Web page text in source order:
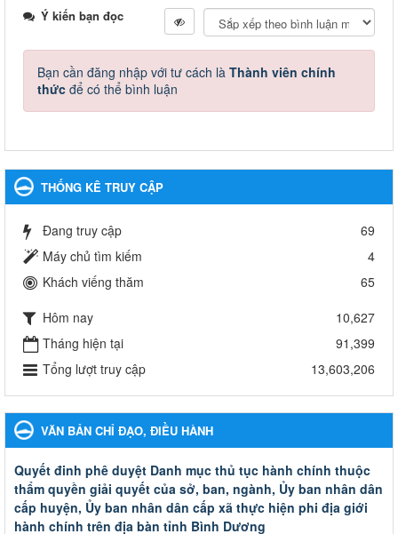
Ý kiến bạn đọc
Bạn cần đăng nhập với tư cách là Thành viên chính
thức để có thể bình luận
THỐNG KÊ TRUY CẬP
Đang truy cập
69
Máy chủ tìm kiếm
4
Khách viếng thăm
65
Hôm nay
10,627
Tháng hiện tại
91,399
Tổng lượt truy cập
13,603,206
VĂN BẢN CHỈ ĐẠO, ĐIỀU HÀNH
Quyết đinh phê duyệt Danh mục thủ tục hành chính thuộc
thẩm quyền giải quyết của sở, ban, ngành, Ủy ban nhân dân
cấp huyện, Ủy ban nhân dân cấp xã thực hiện phi địa giới
hành chính trên địa bàn tỉnh Bình Dương